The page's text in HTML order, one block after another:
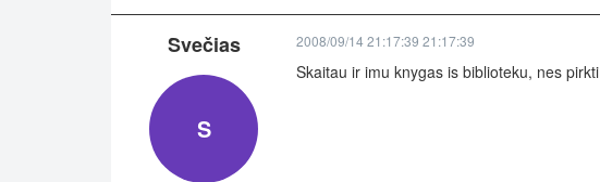
Svečias
S
2008/09/14 21:17:39 21:17:39
Skaitau ir imu knygas is biblioteku, nes